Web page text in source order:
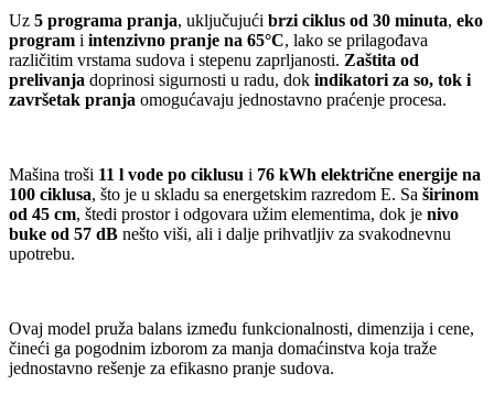
Uz 5 programa pranja, uključujući brzi ciklus od 30 minuta, eko
program i intenzivno pranje na 65°C, lako se prilagođava
različitim vrstama sudova i stepenu zaprljanosti. Zaštita od
prelivanja doprinosi sigurnosti u radu, dok indikatori za so, tok i
završetak pranja omogućavaju jednostavno praćenje procesa.
Mašina troši 11 l vode po ciklusu i 76 kWh električne energije na
100 ciklusa, što je u skladu sa energetskim razredom E. Sa širinom
od 45 cm, štedi prostor i odgovara užim elementima, dok je nivo
buke od 57 dB nešto viši, ali i dalje prihvatljiv za svakodnevnu
upotrebu.
Ovaj model pruža balans između funkcionalnosti, dimenzija i cene,
čineći ga pogodnim izborom za manja domaćinstva koja traže
jednostavno rešenje za efikasno pranje sudova.